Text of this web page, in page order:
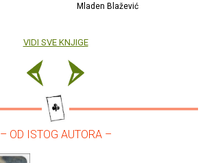
Mladen Blažević
VIDI SVE KNJIGE
– OD ISTOG AUTORA –